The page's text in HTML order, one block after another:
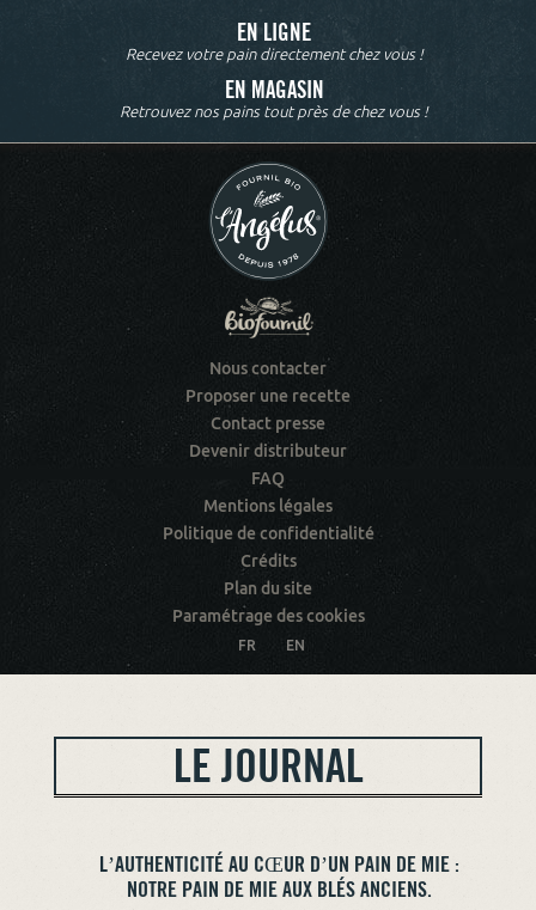
EN LIGNE
Recevez votre pain directement chez vous !
EN MAGASIN
Retrouvez nos pains tout près de chez vous !
Nous contacter
Proposer une recette
Contact presse
Devenir distributeur
FAQ
Mentions légales
Politique de confidentialité
Crédits
Plan du site
Paramétrage des cookies
FR EN
LE JOURNAL
L’AUTHENTICITÉ AU CŒUR D’UN PAIN DE MIE :
NOTRE PAIN DE MIE AUX BLÉS ANCIENS.